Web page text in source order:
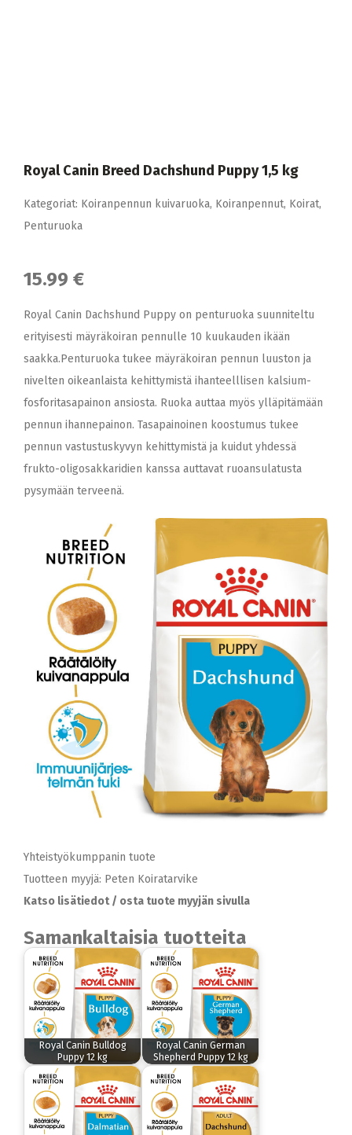
Royal Canin Breed Dachshund Puppy 1,5 kg
Kategoriat: Koiranpennun kuivaruoka, Koiranpennut, Koirat,
Penturuoka
15.99 €
Royal Canin Dachshund Puppy on penturuoka suunniteltu
erityisesti mäyräkoiran pennulle 10 kuukauden ikään
saakka.Penturuoka tukee mäyräkoiran pennun luuston ja
nivelten oikeanlaista kehittymistä ihanteelllisen kalsium-
fosforitasapainon ansiosta. Ruoka auttaa myös ylläpitämään
pennun ihannepainon. Tasapainoinen koostumus tukee
pennun vastustuskyvyn kehittymistä ja kuidut yhdessä
frukto-oligosakkaridien kanssa auttavat ruoansulatusta
pysymään terveenä.
Yhteistyökumppanin tuote
Tuotteen myyjä: Peten Koiratarvike
Katso lisätiedot / osta tuote myyjän sivulla
Samankaltaisia tuotteita
Royal Canin Bulldog
Puppy 12 kg
Royal Canin German
Shepherd Puppy 12 kg